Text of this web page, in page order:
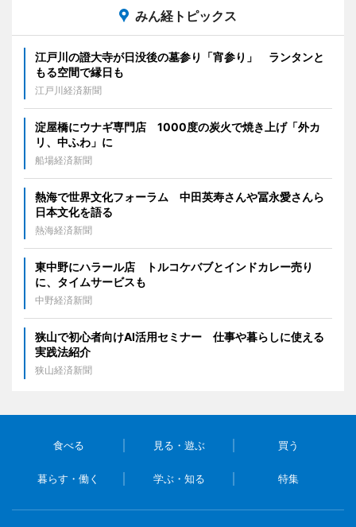
みん経トピックス
江戸川の證大寺が日没後の墓参り「宵参り」 ランタンと
もる空間で縁日も
江戸川経済新聞
淀屋橋にウナギ専門店 1000度の炭火で焼き上げ「外カ
リ、中ふわ」に
船場経済新聞
熱海で世界文化フォーラム 中田英寿さんや冨永愛さんら
日本文化を語る
熱海経済新聞
東中野にハラール店 トルコケバブとインドカレー売り
に、タイムサービスも
中野経済新聞
狭山で初心者向けAI活用セミナー 仕事や暮らしに使える
実践法紹介
狭山経済新聞
食べる 見る・遊ぶ 買う
暮らす・働く 学ぶ・知る 特集